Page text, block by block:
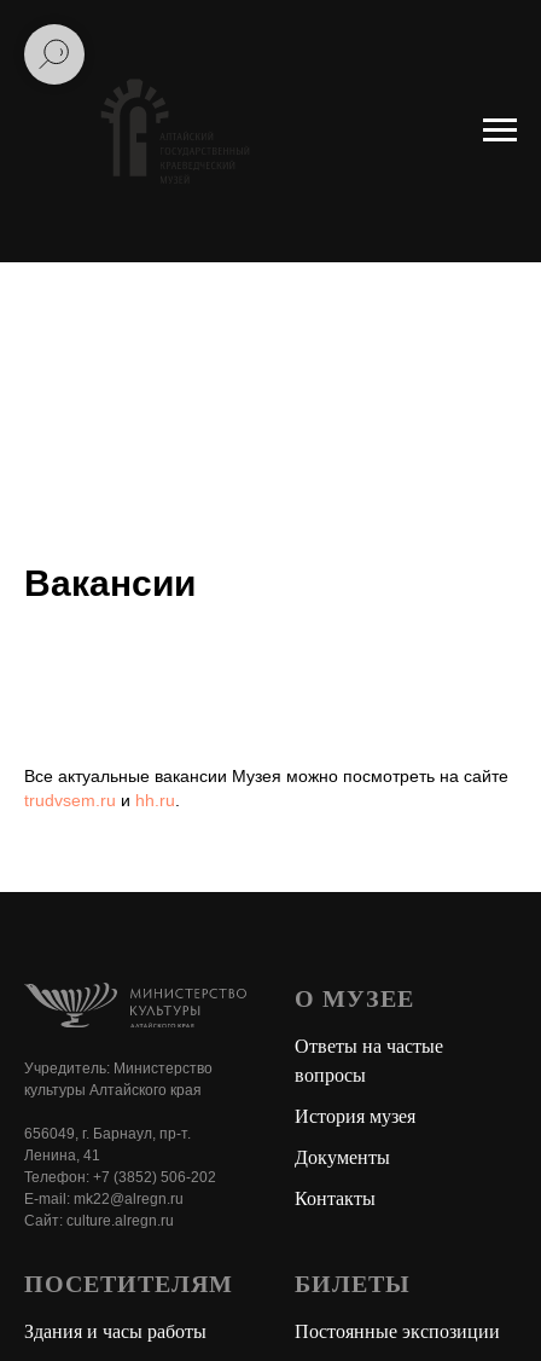
Вакансии
Все актуальные вакансии Музея можно посмотреть на сайте
trudvsem.ru и hh.ru
Учредитель: Министерство
культуры Алтайского края
656049, г. Барнаул, пр-т.
Ленина, 41
Телефон: +7 (3852) 506-202
E-mail: mk22@alregn.ru
Сайт: culture.alregn.ru
О МУЗЕЕ
Ответы на частые
вопросы
История музея
Документы
Контакты
ПОСЕТИТЕЛЯМ
Здания и часы работы
БИЛЕТЫ
Постоянные экспозиции